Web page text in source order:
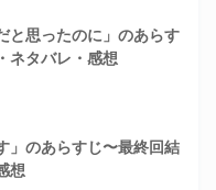
と思ったのに」のあらす
ネタバレ・感想
」のあらすじ〜最終回結
想